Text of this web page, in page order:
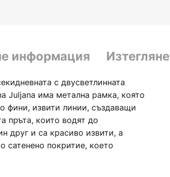
информация Изтегляне
с двусветлинната
Juljana има метална рамка, която
фини, извити линии, създаващи
пръта, които водят до
друг и са красиво извити, а
сатенено покритие, което
вид. Кръглите абажури от